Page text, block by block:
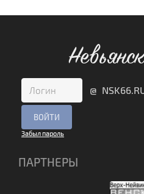
@
Забыл пароль
ПАРТНЕРЫ